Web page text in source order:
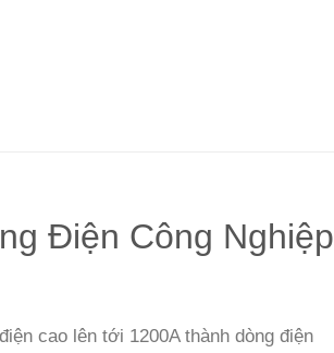
Điện Công Nghiệp
cao lên tới 1200A thành dòng điện